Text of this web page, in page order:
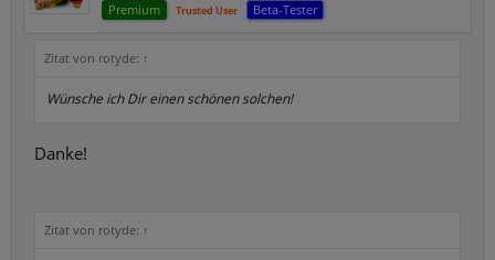
Premium Trusted User Beta-Tester
Zitat von rotyde: ↑
Wünsche ich Dir einen schönen solchen!
Danke!
Zitat von rotyde: ↑